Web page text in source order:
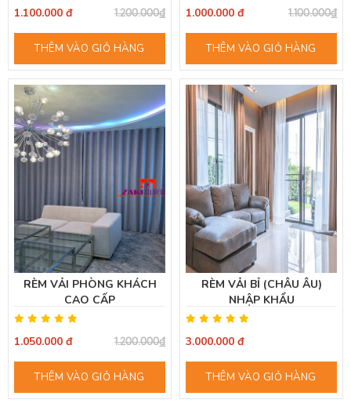
1.100.000 đ 1.200.000₫
THÊM VÀO GIỎ HÀNG
1.000.000 đ 1.100.000₫
THÊM VÀO GIỎ HÀNG
RÈM VẢI PHÒNG KHÁCH
CAO CẤP
1.050.000 đ 1.200.000₫
THÊM VÀO GIỎ HÀNG
RÈM VẢI BỈ (CHÂU ÂU)
NHẬP KHẨU
3.000.000 đ
THÊM VÀO GIỎ HÀNG